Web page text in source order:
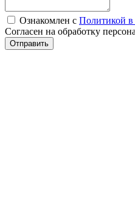
Ознакомлен с Политикой в
Согласен на обработку
Отправить